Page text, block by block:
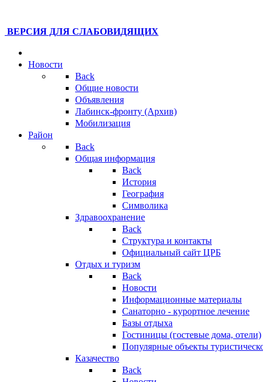
ВЕРСИЯ ДЛЯ СЛАБОВИДЯЩИХ
Новости
Back
Общие новости
Объявления
Лабинск-фронту (Архив)
Мобилизация
Район
Back
Общая информация
Back
История
География
Символика
Здравоохранение
Back
Структура и контакты
Официальный сайт ЦРБ
Отдых и туризм
Back
Новости
Информационные материалы
Санаторно - курортное лечение
Базы отдыха
Гостиницы (гостевые дома, отели)
Популярные объекты
Казачество
Back